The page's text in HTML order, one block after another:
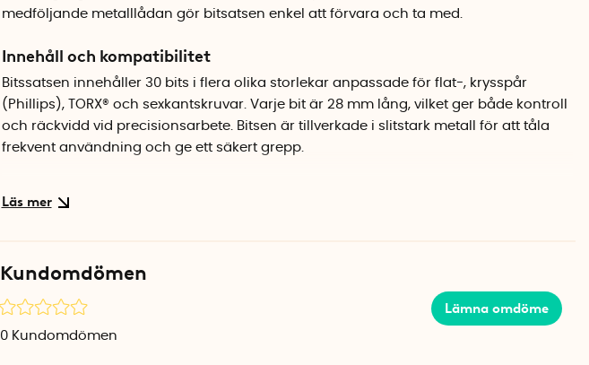
medföljande metalllådan gör bitsatsen enkel att förvara och ta med.
Innehåll och kompatibilitet
Bitssatsen innehåller 30 bits i flera olika storlekar anpassade för flat-, krysspår
(Phillips), TORX® och sexkantskruvar. Varje bit är 28 mm lång, vilket ger både kontroll
och räckvidd vid precisionsarbete. Bitsen är tillverkade i slitstark metall för att tåla
frekvent användning och ge ett säkert grepp.
förlängningskaftet monterat blir mejseln upp till 21 cm lång.
Kundomdömen
Lämna omdöme
0 Kundomdömen